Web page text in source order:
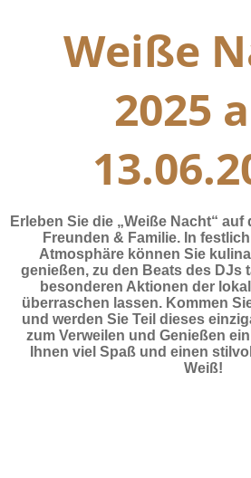
Weiße
2025
Erleben Sie die „Weiße Nacht“
Freunden & Familie. In
Atmosphäre können Sie
genießen, zu den Beats des DJs
besonderen Aktionen der
überraschen lassen. Kommen
und werden Sie Teil dieses
zum Verweilen und Genießen
Ihnen viel Spaß und einen
Weiß!